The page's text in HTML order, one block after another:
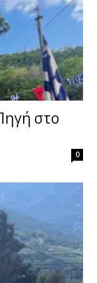
στο
0